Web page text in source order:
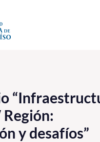
al contenido
e Innovación
Medio
Región:
y desafíos”